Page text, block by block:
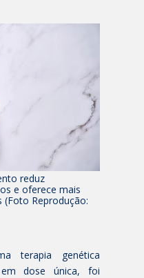
reduz
e oferece mais
(Foto Reprodução:
terapia genética
em dose única, foi